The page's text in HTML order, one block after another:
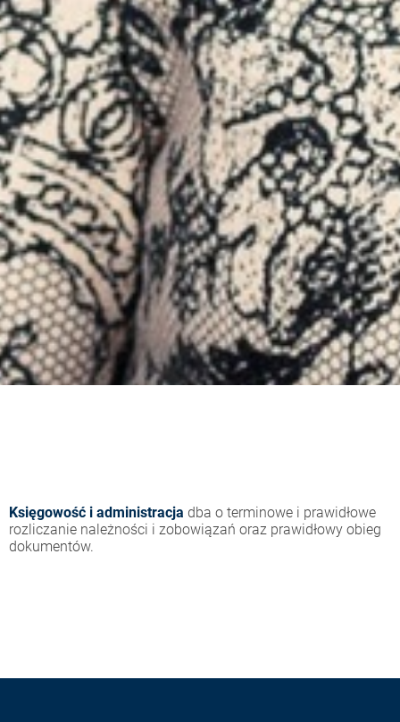
Księgowość i administracja dba o terminowe i prawidłowe
rozliczanie należności i zobowiązań oraz prawidłowy obieg
dokumentów.